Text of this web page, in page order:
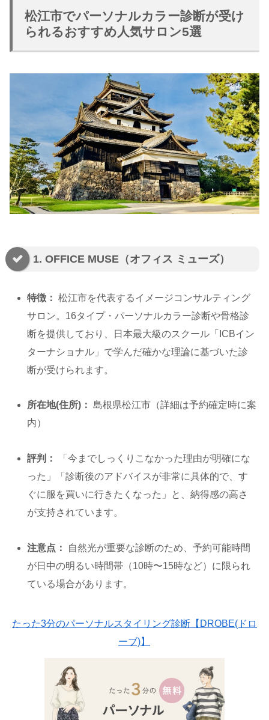
松江市でパーソナルカラー診断が受け
られるおすすめ人気サロン5選
1. OFFICE MUSE（オフィス ミューズ）
特徴： 松江市を代表するイメージコンサルティング
サロン。16タイプ・パーソナルカラー診断や骨格診
断を提供しており、日本最大級のスクール「ICBイン
ターナショナル」で学んだ確かな理論に基づいた診
断が受けられます。
所在地(住所)： 島根県松江市（詳細は予約確定時に案
内）
評判：
「今までしっくりこなかった理由が明確にな
った」「診断後のアドバイスが非常に具体的で、す
ぐに服を買いに行きたくなった」と、納得感の高さ
が支持されています。
注意点：
自然光が重要な診断のため、予約可能時間
が日中の明るい時間帯（10時〜15時など）に限られ
ている場合があります。
たった3分のパーソナルスタイリング診断【DROBE(ドロ
ーブ)】